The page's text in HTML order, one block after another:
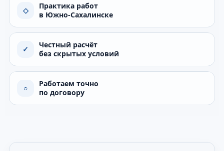
◇
Практика работ
в Южно-Сахалинске
✓
Честный расчёт
без скрытых условий
○
Работаем точно
по договору